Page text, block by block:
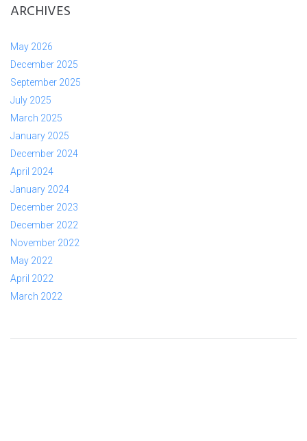
ARCHIVES
May 2026
December 2025
September 2025
July 2025
March 2025
January 2025
December 2024
April 2024
January 2024
December 2023
December 2022
November 2022
May 2022
April 2022
March 2022